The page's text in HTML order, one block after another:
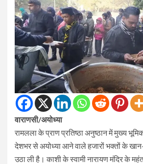
वाराणसी/अयोध्‍या
रामलला के प्राण प्रतिष्‍ठा अनुष्‍ठान में मुख्य
देशभर से अयोध्‍या आने वाले हजारों भक्‍तों के खान-
उठा ली है। काशी के स्‍वामी नारायण मंदिर के